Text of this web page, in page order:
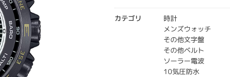
カテゴリ
時計
メンズウォッチ
その他文字盤
その他ベルト
ソーラー電波
10気圧防水